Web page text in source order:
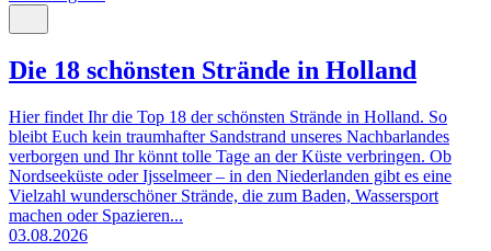
Die 18 schönsten Strände in Holland
Hier findet Ihr die Top 18 der schönsten Strände in Holland. So
bleibt Euch kein traumhafter Sandstrand unseres Nachbarlandes
verborgen und Ihr könnt tolle Tage an der Küste verbringen. Ob
Nordseeküste oder Ijsselmeer – in den Niederlanden gibt es eine
Vielzahl wunderschöner Strände, die zum Baden, Wassersport
machen oder Spazieren...
03.08.2026